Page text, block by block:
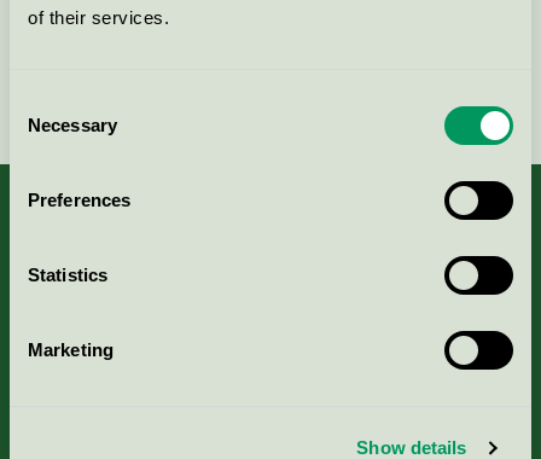
of their services.
Selection
Necessary
Preferences
Statistics
Marketing
Show details
Kriterier, ansökan & avgifter
Aktuella Remisser